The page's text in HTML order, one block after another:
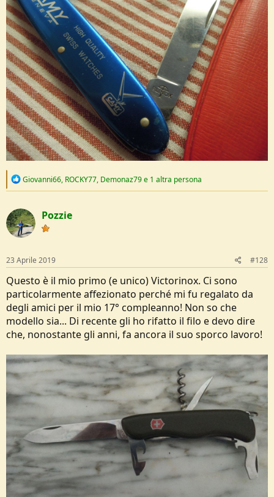
R
c
t
i
o
s
:
Giovanni66, ROCKY77, Demonaz79e 1 altra persona
Pozzie
23 Aprile 2019 #128
Questo è il mio primo (e unico) Victorinox. Ci sono
particolarmente affezionato perché mi fu regalato da
degli amici per il mio 17° compleanno! Non so che
modello sia... Di recente gli ho rifatto il filo e devo dire
che, nonostante gli anni, fa ancora il suo sporco lavoro!